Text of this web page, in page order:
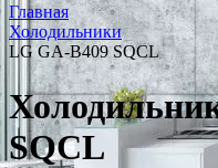
Главная
Холодильники
LG GA-B409 SQCL
SQCL